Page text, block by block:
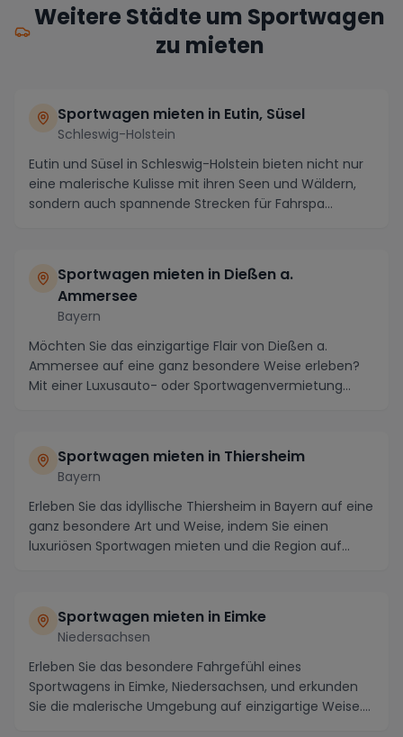
Weitere Städte um Sportwagen
zu mieten
Sportwagen mieten in Eutin, Süsel
Schleswig-Holstein
Eutin und Süsel in Schleswig-Holstein bieten nicht nur
eine malerische Kulisse mit ihren Seen und Wäldern,
sondern auch spannende Strecken für Fahrspa...
Sportwagen mieten in Dießen a.
Ammersee
Bayern
Möchten Sie das einzigartige Flair von Dießen a.
Ammersee auf eine ganz besondere Weise erleben?
Mit einer Luxusauto- oder Sportwagenvermietung
Sportwagen mieten in Thiersheim
Bayern
Erleben Sie das idyllische Thiersheim in Bayern auf eine
ganz besondere Art und Weise, indem Sie einen
luxuriösen Sportwagen mieten und die Region auf...
Sportwagen mieten in Eimke
Niedersachsen
Erleben Sie das besondere Fahrgefühl eines
Sportwagens in Eimke, Niedersachsen, und erkunden
Sie die malerische Umgebung auf einzigartige Weise.